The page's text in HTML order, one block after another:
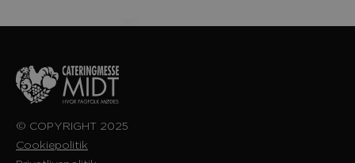
© COPYRIGHT 2025
Cookiepolitik